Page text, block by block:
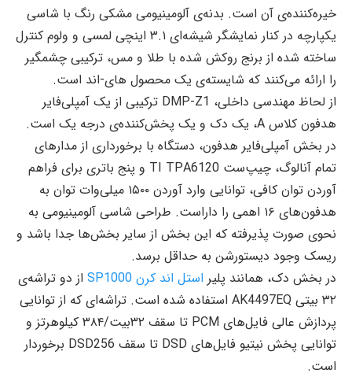
خیره‌کننده‌ی آن است. بدنه‌ی آلومینیومی مشکی رنگ با شاسی
یکپارچه در کنار نمایشگر شیشه‌ای ۳.۱ اینچی لمسی و ولوم کنترل
ساخته شده از برنج روکش شده با طلا و مس، ترکیبی چشمگیر
را ارائه می‌کنند که شایسته‌ی یک محصول های-اند است.
از لحاظ مهندسی داخلی، DMP-Z1 ترکیبی از یک آمپلی‌فایر
هدفون کلاس A، یک دک و یک پخش‌کننده‌ی درجه یک است.
در بخش آمپلی‌فایر هدفون، دستگاه با برخورداری از مدارهای
تمام آنالوگ، چیپ‌ست TI TPA6120 و پنج باتری برای فراهم
آوردن توان کافی، توانایی وارد آوردن ۱۵۰۰ میلی‌وات توان به
هدفون‌های ۱۶ اهمی را داراست. طراحی شاسی آلومینیومی به
نحوی صورت پذیرفته که این بخش از سایر بخش‌ها جدا باشد و
ریسک وجود دیستورشن به حداقل برسد.
در بخش دک، همانند پلیر استل اند کرن SP1000
از دو تراشه‌ی
۳۲ بیتی AK4497EQ استفاده شده است. تراشه‌ای که از توانایی
پردازش عالی فایل‌های PCM تا سقف ۳۲بیت/۳۸۴ کیلوهرتز و
توانایی پخش نیتیو فایل‌های DSD تا سقف DSD256 برخوردار
است.